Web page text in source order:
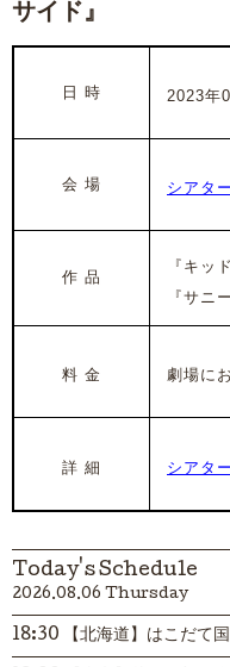
サイド』
日 時 2023年
会 場 シアタ
作 品
『キッ
『サニー
料 金 劇場に
詳 細 シアタ
Today's Schedule
2026.08.06 Thursday
18:30 【北海道】はこだて